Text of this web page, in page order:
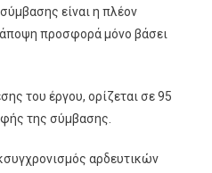
είναι η πλέον
προσφορά μόνο βάσει
του έργου, ορίζεται σε 95
της σύμβασης.
αρδευτικών